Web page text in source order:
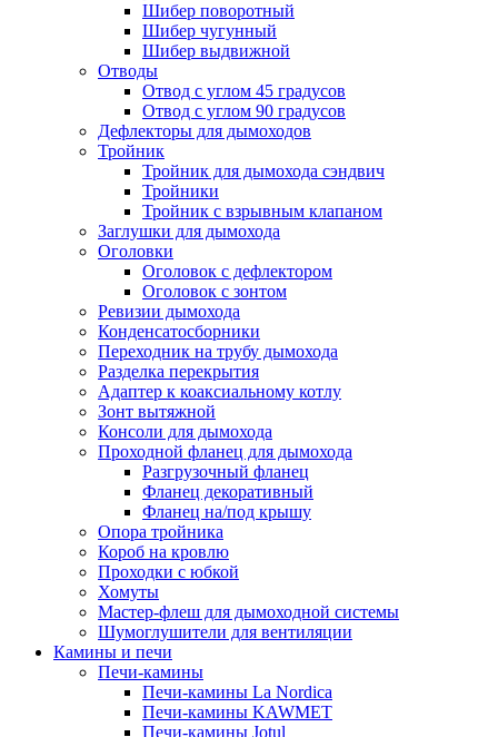
Шибер поворотный
Шибер чугунный
Шибер выдвижной
Отводы
Отвод с углом 45 градусов
Отвод с углом 90 градусов
Дефлекторы для дымоходов
Тройник
Тройник для дымохода сэндвич
Тройники
Тройник с взрывным клапаном
Заглушки для дымохода
Оголовки
Оголовок с дефлектором
Оголовок с зонтом
Ревизии дымохода
Конденсатосборники
Переходник на трубу дымохода
Разделка перекрытия
Адаптер к коаксиальному котлу
Зонт вытяжной
Консоли для дымохода
Проходной фланец для дымохода
Разгрузочный фланец
Фланец декоративный
Фланец на/под крышу
Опора тройника
Короб на кровлю
Проходки с юбкой
Хомуты
Мастер-флеш для дымоходной системы
Шумоглушители для вентиляции
Камины и печи
Печи-камины
Печи-камины La Nordica
Печи-камины KAWMET
Печи-камины Jotul